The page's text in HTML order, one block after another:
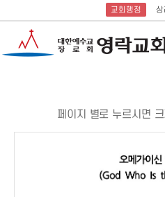
교회행정 상
페이지 별로 누르시면